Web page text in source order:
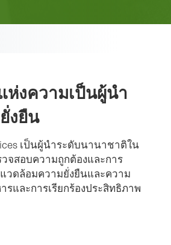
ห่งความเป็นผู้นํา
งยืน
เป็นผู้นําระดับนานาชาติใน
วจสอบความถูกต้องและการ
วดล้อมความยั่งยืนและความ
รและการเรียกร้องประสิทธิภาพ